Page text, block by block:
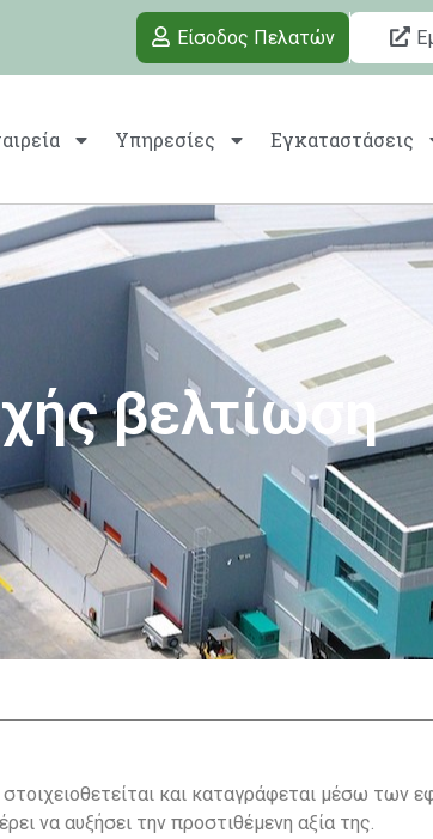
Είσοδος Πελατών
Υπηρεσίες Εγκαταστάσεις
βελτίωση
και καταγράφεται μέσω των
να αυξήσει την προστιθέμενη αξία της.